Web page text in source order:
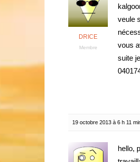
DRICE
Membre
veule
vous
suite
19 octobre 2013 à 6 h 11
hello,